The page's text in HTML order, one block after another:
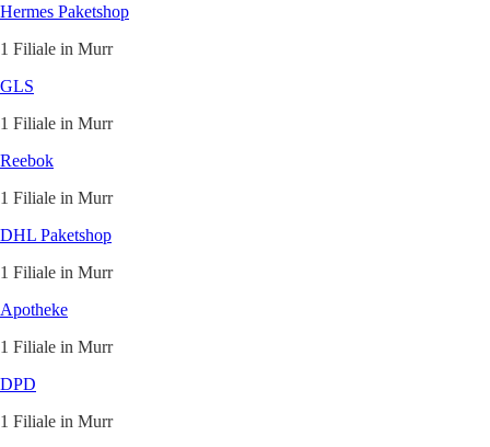
Hermes Paketshop
1 Filiale in Murr
GLS
1 Filiale in Murr
Reebok
1 Filiale in Murr
DHL Paketshop
1 Filiale in Murr
Apotheke
1 Filiale in Murr
DPD
1 Filiale in Murr